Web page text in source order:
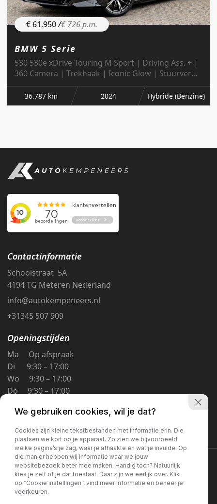
€ 61.950/€ 726 p.m.
BMW 5 Serie
530 530e xDrive Touring M Sport | Driving Ass. + |
360 Camera | Trekhaak | Iconic Glow | Stuurverw.
| 20' Inch |
36.787 km 2024 Hybride (Benzine)
Contactinformatie
Schoolstraat 5A
4194 TG Meteren Nederland
info@autokempeneers.nl
+31345 507 909
Openingstijden
Ma Op afspraak
Di 9:30 – 17:00
Wo 9:30 – 17:00
Do 9:30 – 17:00
Za 9:30 – 16:00
Zo Gesloten
Privacybeleid
We gebruiken cookies, wil je dat?
Cookies zijn kleine tekstbestanden met informatie erin. Die
plaatsen we kort op je apparaat. Zo zien we bijvoorbeeld
welke pagina’s je zag, waar je afhaakte en wat je invulde. Op
die manier hebben wij informatie waar we jouw
websitebezoek beter mee maken. Handig toch? Natuurlijk
kies je zelf of je dat toestaat. Daar zijn we eerlijk over. Klik
op “Cookie instellingen”, vind meer informatie en beheer je
voorkeuren.